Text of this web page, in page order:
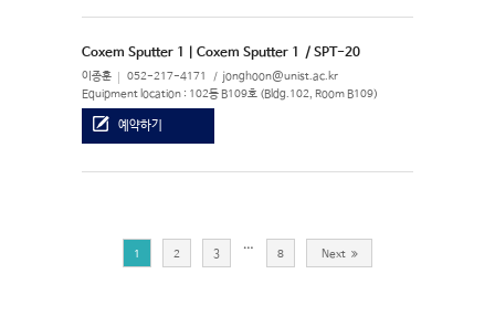
Coxem Sputter 1 | Coxem Sputter 1 / SPT-20
이종훈 052-217-4171 jonghoon@unist.ac.kr
Equipment location : 102동 B109호 (Bldg.102, Room B109)
예약하기
1 2 3 … 8 Next